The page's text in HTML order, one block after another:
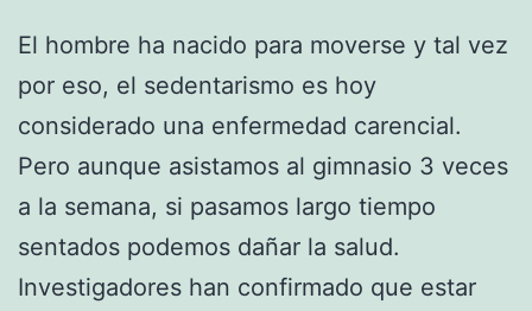
El hombre ha nacido para moverse y tal vez
por eso, el sedentarismo es hoy
considerado una enfermedad carencial.
Pero aunque asistamos al gimnasio 3 veces
a la semana, si pasamos largo tiempo
sentados podemos dañar la salud.
Investigadores han confirmado que estar